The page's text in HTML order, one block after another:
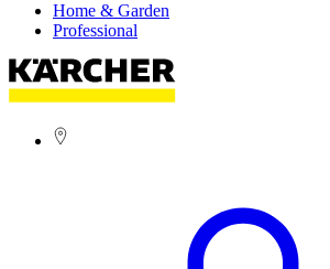
Home & Garden
Professional